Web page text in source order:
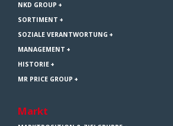
NKD GROUP
SORTIMENT
SOZIALE VERANTWORTUNG
MANAGEMENT
HISTORIE
MR PRICE GROUP
Markt